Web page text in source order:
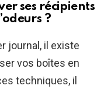
ses récipients
?
journal, il existe
vos boîtes en
techniques, il